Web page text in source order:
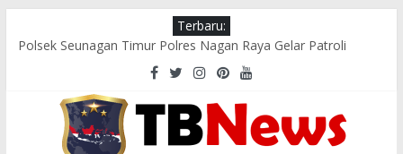
Terbaru:
Polsek Seunagan Timur Polres Nagan Raya Gelar Patroli
Dialogis, Perkuat Sinergi dengan Masyarakat Jaga Kamtibmas
Wakapolres Nagan Raya Hadiri Pelepasan Kontingen Pramuka
Menuju Cibubur di Pendopo Bupati
Polsek Kuala Pesisir Imbau Nelayan Utamakan Keselamatan di
Tengah Cuaca Ekstrem